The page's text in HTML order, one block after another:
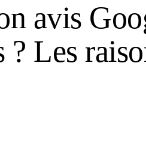
avis
? Les